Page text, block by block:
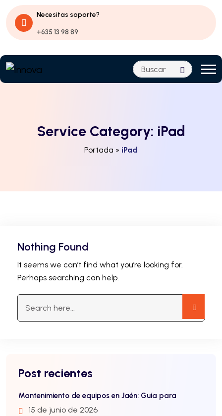
Necesitas soporte?
+635 13 98 89
Service Category: iPad
Portada » iPad
Nothing Found
It seems we can’t find what you’re looking for.
Perhaps searching can help.
Post recientes
Mantenimiento de equipos en Jaén: Guía para
15 de junio de 2026